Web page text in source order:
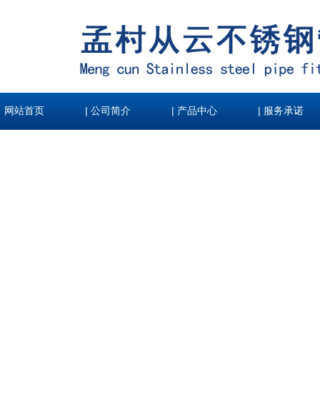
网站首页 | 公司简介 | 产品中心 | 服务承诺